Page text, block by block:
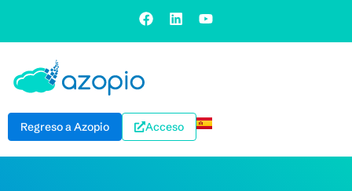
Regreso a Azopio Acceso